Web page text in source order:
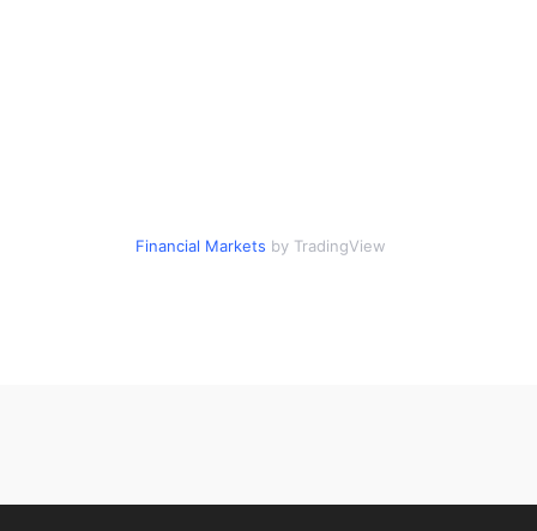
Financial Markets by TradingView